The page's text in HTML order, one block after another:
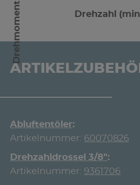
Drehmoment (Nm) Drehzahl (min
Abluftentöler
Artikelnummer: 60070826
Drehzahldrossel 3/8"
Artikelnummer: 9361706